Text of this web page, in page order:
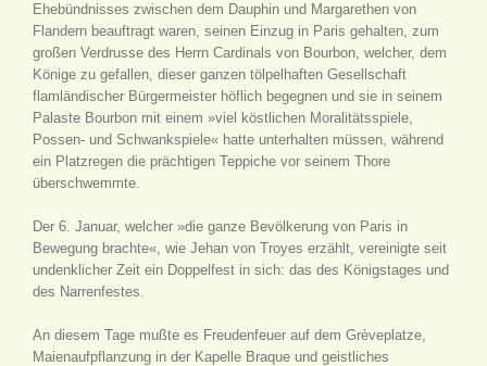
Ehebündnisses zwischen dem Dauphin und Margarethen von
Flandern beauftragt waren, seinen Einzug in Paris gehalten, zum
großen Verdrusse des Herrn Cardinals von Bourbon, welcher, dem
Könige zu gefallen, dieser ganzen tölpelhaften Gesellschaft
flamländischer Bürgermeister höflich begegnen und sie in seinem
Palaste Bourbon mit einem »viel köstlichen Moralitätsspiele,
Possen- und Schwankspiele« hatte unterhalten müssen, während
ein Platzregen die prächtigen Teppiche vor seinem Thore
überschwemmte.
Der 6. Januar, welcher »die ganze Bevölkerung von Paris in
Bewegung brachte«, wie Jehan von Troyes erzählt, vereinigte seit
undenklicher Zeit ein Doppelfest in sich: das des Königstages und
des Narrenfestes.
An diesem Tage mußte es Freudenfeuer auf dem Grèveplatze,
Maienaufpflanzung in der Kapelle Braque und geistliches